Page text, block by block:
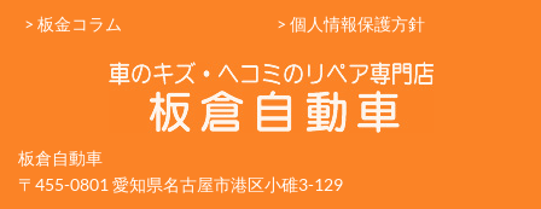
> 板金コラム
> 個人情報保護方針
板倉自動車
〒455-0801 愛知県名古屋市港区小碓3-129